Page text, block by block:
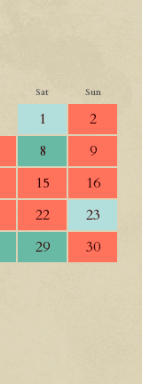
Sat Sun
1
2
8
9
15
16
22
23
29
30